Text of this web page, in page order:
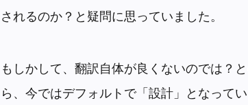
されるのか？と疑問に思っていました。
もしかして、翻訳自体が良くないのでは？
ら、今ではデフォルトで「設計」となってい